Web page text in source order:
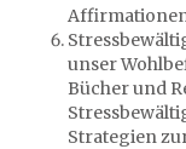
unser
Bücher und
Strategien